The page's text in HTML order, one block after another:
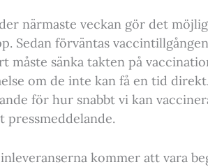
närmaste veckan gör det
Sedan förväntas
måste sänka takten på
om de inte kan få en tid
för hur snabbt vi kan
pressmeddelande.
kommer att vara